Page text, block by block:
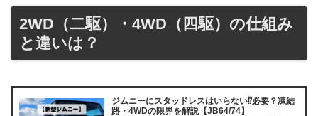
2WD（二駆）・4WD（四駆）の仕組み
と違いは？
ジムニーにスタッドレスはいらない⁉︎必要？凍結
路・4WDの限界を解説【JB64/74】